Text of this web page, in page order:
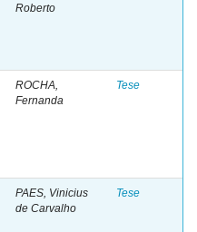
Roberto
ROCHA,
Fernanda
Tese
PAES, Vinicius
de Carvalho
Tese